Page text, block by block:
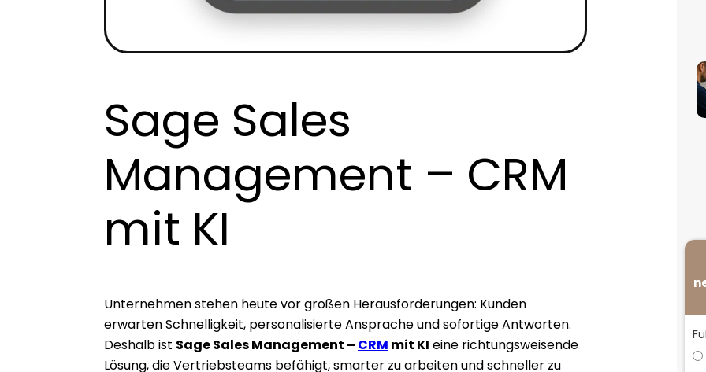
Sage Sales
Management – CRM
mit KI
Unternehmen stehen heute vor großen Herausforderungen: Kunden
erwarten Schnelligkeit, personalisierte Ansprache und sofortige Antworten.
Deshalb ist Sage Sales Management – CRM mit KI eine richtungsweisende
Lösung, die Vertriebsteams befähigt, smarter zu arbeiten und schneller zu